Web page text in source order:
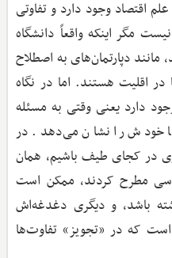
اقتصاد وجود دارد و تفاوتی
مگر اینکه واقعاً دانشگاه
مانند دپارتمان‌های به اصطلاح
اقلیت هستند. اما در نگاه
دارد یعنی وقتی به مسئله
خودش را نشان می‌دهد. در
در کجای طیف باشیم، همان
مطرح کردند، ممکن است
باشد، و دیگری دغدغه‌اش
که در «تجویز» تفاوت‌ها